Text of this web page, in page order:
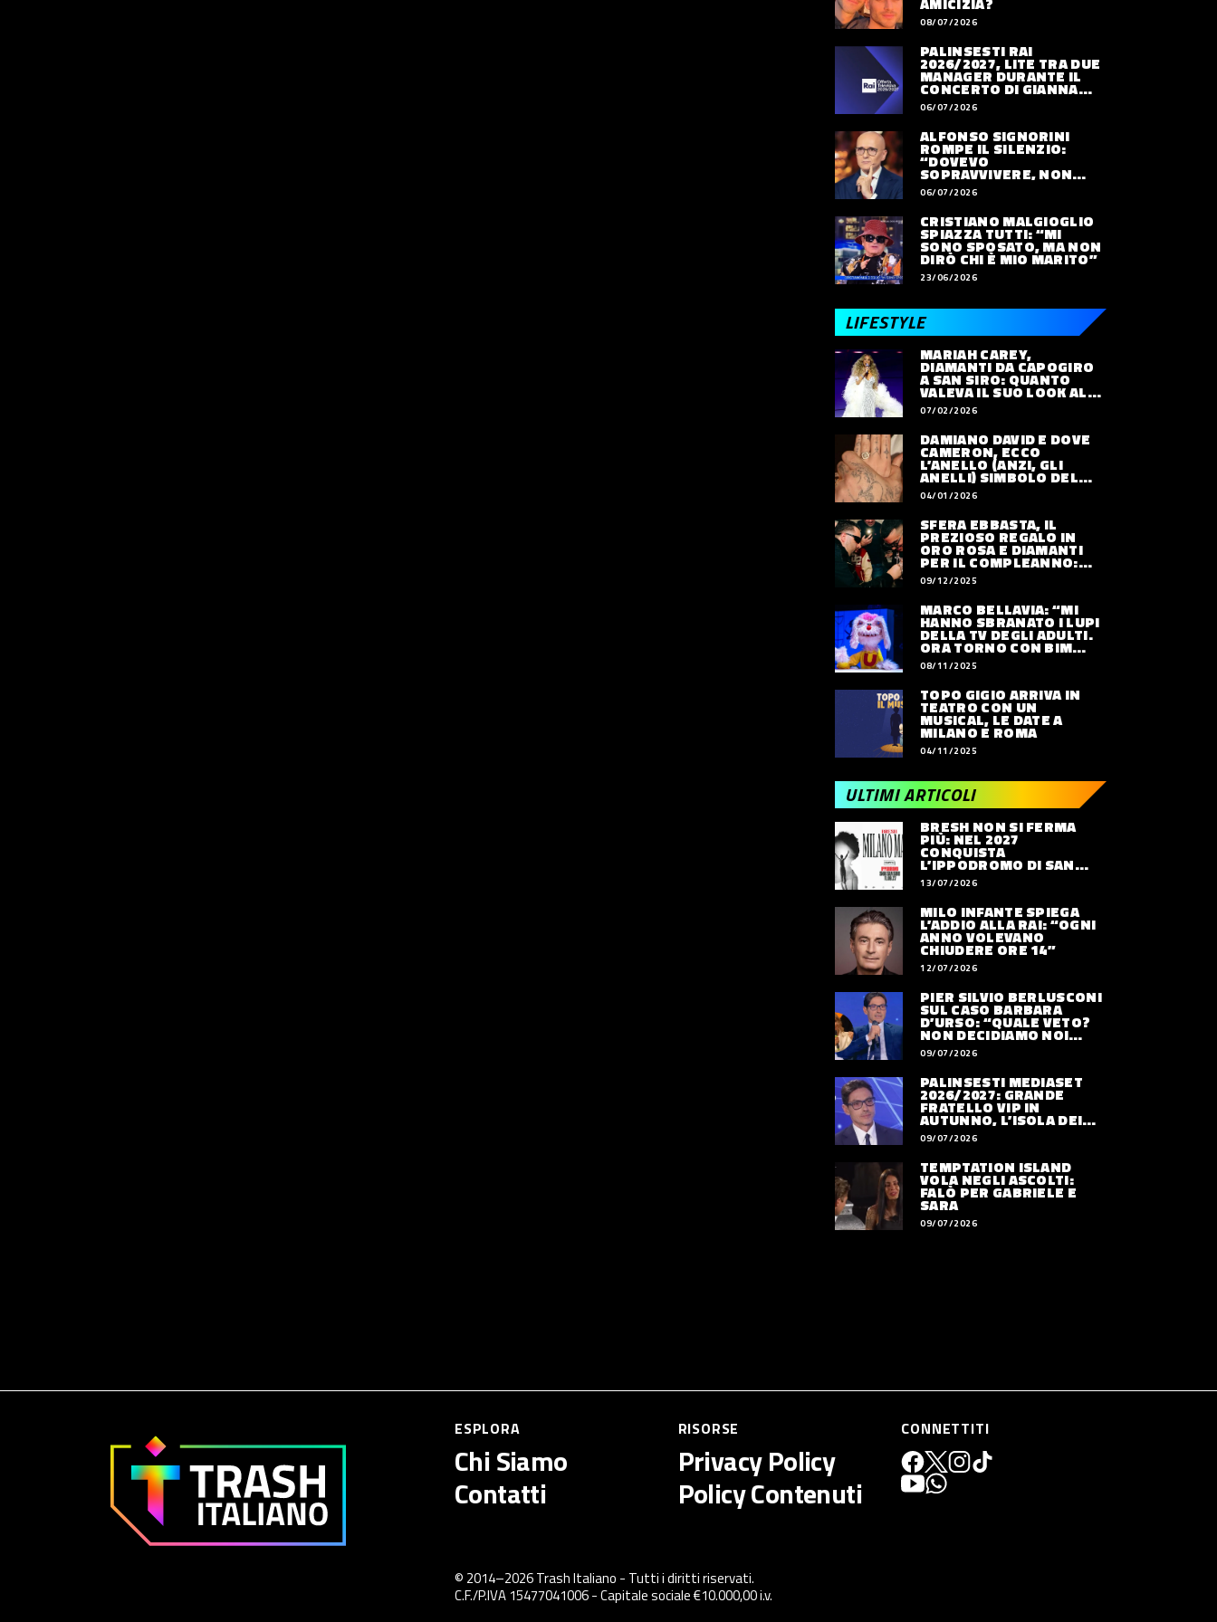
08/07/2026
PALINSESTI RAI
2026/2027, LITE TRA DUE
MANAGER DURANTE IL
CONCERTO DI GIANNA
NANNINI
06/07/2026
ALFONSO SIGNORINI
ROMPE IL SILENZIO:
“DOVEVO
SOPRAVVIVERE, NON
VIVERE”
06/07/2026
CRISTIANO MALGIOGLIO
SPIAZZA TUTTI: “MI
SONO SPOSATO, MA NON
DIRÒ CHI È MIO MARITO”
23/06/2026
LIFESTYLE
MARIAH CAREY,
DIAMANTI DA CAPOGIRO
A SAN SIRO: QUANTO
VALEVA IL SUO LOOK ALLE
OLIMPIADI
07/02/2026
DAMIANO DAVID E DOVE
CAMERON, ECCO
L’ANELLO (ANZI, GLI
ANELLI) SIMBOLO DEL
LORO AMORE
04/01/2026
SFERA EBBASTA, IL
PREZIOSO REGALO IN
ORO ROSA E DIAMANTI
PER IL COMPLEANNO:
QUANTO VALE
09/12/2025
MARCO BELLAVIA: “MI
HANNO SBRANATO I LUPI
DELLA TV DEGLI ADULTI.
ORA TORNO CON BIM
BUM BAM PARTY”
08/11/2025
TOPO GIGIO ARRIVA IN
TEATRO CON UN
MUSICAL, LE DATE A
MILANO E ROMA
04/11/2025
ULTIMI ARTICOLI
BRESH NON SI FERMA
PIÙ: NEL 2027
CONQUISTA
L’IPPODROMO DI SAN
SIRO CON “MILANO
MAREA”
13/07/2026
MILO INFANTE SPIEGA
L’ADDIO ALLA RAI: “OGNI
ANNO VOLEVANO
CHIUDERE ORE 14”
12/07/2026
PIER SILVIO BERLUSCONI
SUL CASO BARBARA
D’URSO: “QUALE VETO?
NON DECIDIAMO NOI
DOVE LAVORERÀ”
09/07/2026
PALINSESTI MEDIASET
2026/2027: GRANDE
FRATELLO VIP IN
AUTUNNO, L’ISOLA DEI
FAMOSI SLITTA AL 2027
09/07/2026
TEMPTATION ISLAND
VOLA NEGLI ASCOLTI:
FALÒ PER GABRIELE E
SARA
09/07/2026
ESPLORA
Chi Siamo
Contatti
RISORSE
Privacy Policy
Policy Contenuti
CONNETTITI
© 2014–2026Trash Italiano - Tutti i diritti riservati.
C.F./P.IVA 15477041006 - Capitale sociale €10.000,00 i.v.